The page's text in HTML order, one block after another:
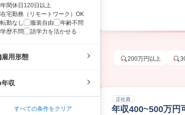
年間休日120日以上
在宅勤務（リモートワーク）OK
転勤なし
服装自由
年齢不問
学歴不問
語学力を活かせる
雇用形態
年収
すべての条件をクリア
200万円以上
正社員
年収400~500万円